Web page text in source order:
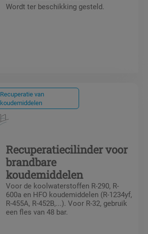
Wordt ter beschikking gesteld.
Recuperatie van
koudemiddelen
Recuperatiecilinder voor
brandbare
koudemiddelen
Voor de koolwaterstoffen R-290, R-
600a en HFO koudemiddelen (R-1234yf,
R-455A, R-452B,...). Voor R-32, gebruik
een fles van 48 bar.